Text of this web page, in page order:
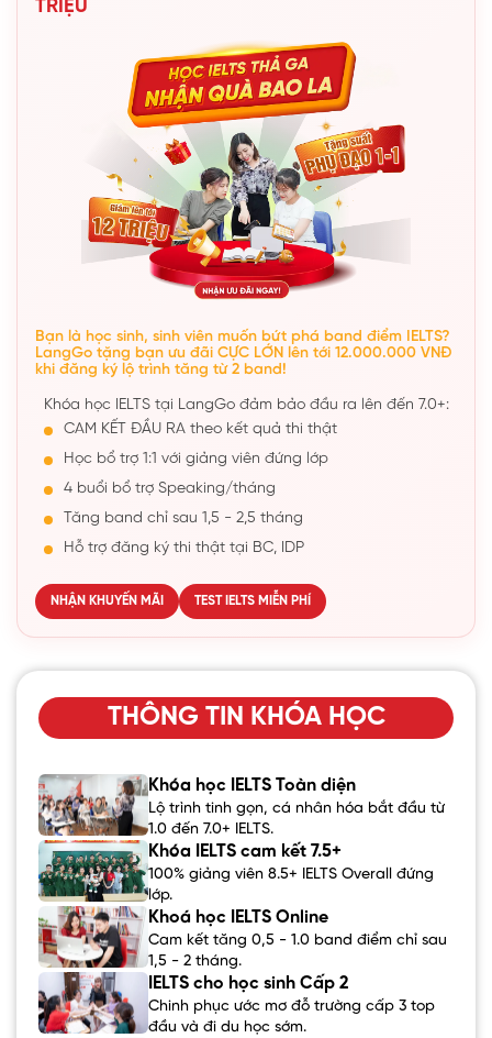
TRIỆU
Bạn là học sinh, sinh viên muốn bứt phá band điểm IELTS?
LangGo tặng bạn ưu đãi CỰC LỚN lên tới 12.000.000 VNĐ
khi đăng ký lộ trình tăng từ 2 band!
Khóa học IELTS tại LangGo đảm bảo đầu ra lên đến 7.0+:
CAM KẾT ĐẦU RA theo kết quả thi thật
Học bổ trợ 1:1 với giảng viên đứng lớp
4 buổi bổ trợ Speaking/tháng
Tăng band chỉ sau 1,5 - 2,5 tháng
Hỗ trợ đăng ký thi thật tại BC, IDP
NHẬN KHUYẾN MÃI TEST IELTS MIỄN PHÍ
THÔNG TIN KHÓA HỌC
Khóa học IELTS Toàn diện
Lộ trình tinh gọn, cá nhân hóa bắt đầu từ
1.0 đến 7.0+ IELTS.
Khóa IELTS cam kết 7.5+
100% giảng viên 8.5+ IELTS Overall đứng
lớp.
Khoá học IELTS Online
Cam kết tăng 0,5 - 1.0 band điểm chỉ sau
1,5 - 2 tháng.
IELTS cho học sinh Cấp 2
Chinh phục ước mơ đỗ trường cấp 3 top
đầu và đi du học sớm.